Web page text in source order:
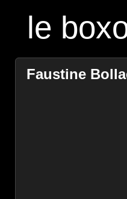
le
Faustine